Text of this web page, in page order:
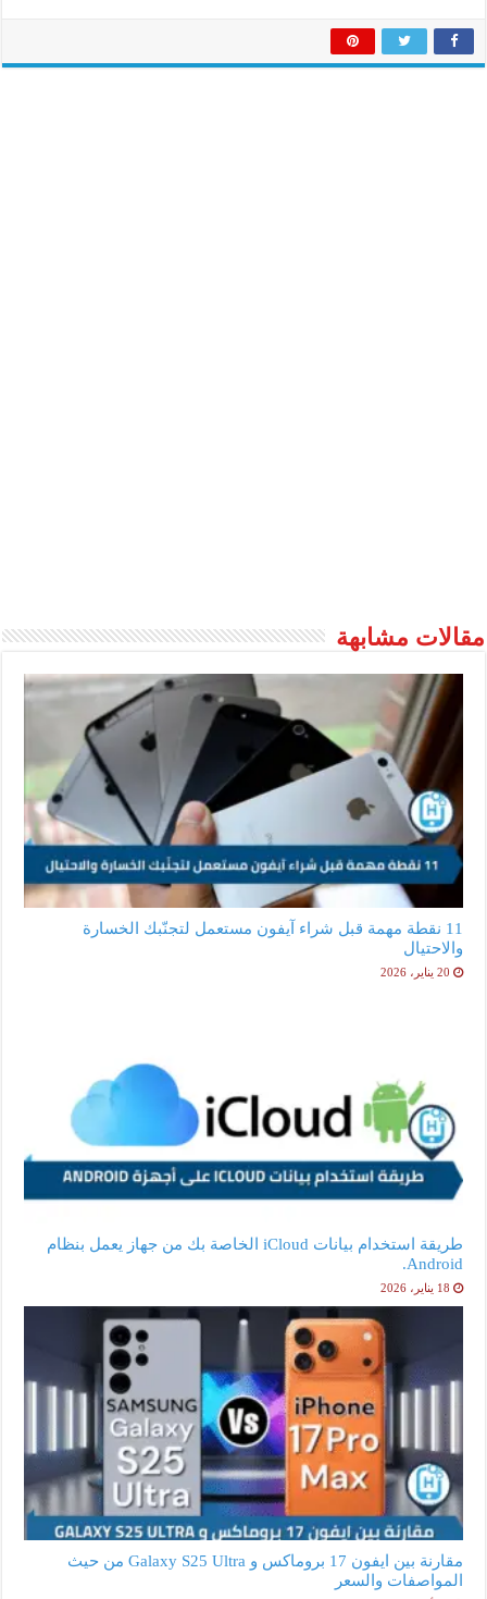
مقالات مشابهة
11 نقطة مهمة قبل شراء آيفون مستعمل لتجنّبك الخسارة
والاحتيال
20 يناير، 2026
طريقة استخدام بيانات iCloud الخاصة بك من جهاز يعمل بنظام
Android.
18 يناير، 2026
مقارنة بين ايفون 17 بروماكس و Galaxy S25 Ultra من حيث
المواصفات والسعر